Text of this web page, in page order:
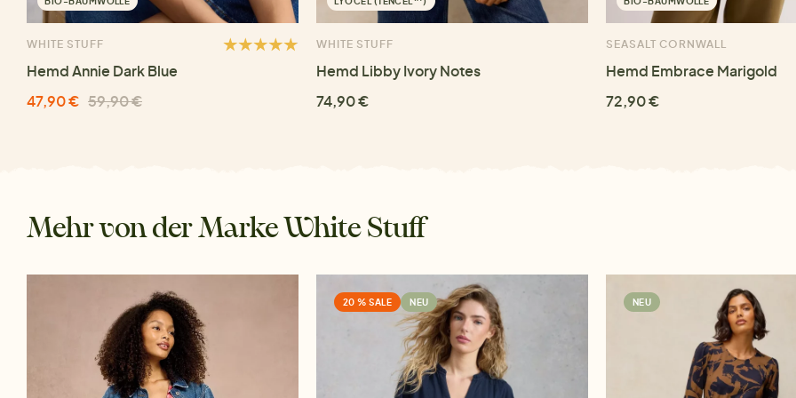
WHITE STUFF
Hemd Annie Dark Blue
47,90 € 59,90 €
WHITE STUFF
Hemd Libby Ivory Notes
74,90 €
SEASALT CORNWALL
Hemd Embrace Marigold
72,90 €
Mehr von der Marke White Stuff
20 % SALE NEU NEU